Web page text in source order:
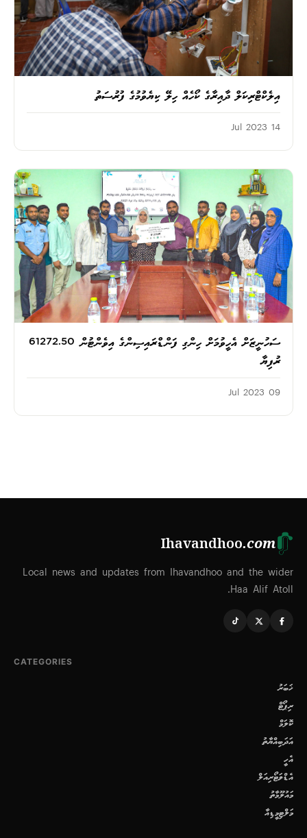
އިލެކްޓްރިކަލް ދާއިރާގެ ކޯހެއް ހިލޭ ކިޔެވުމުގެ ފުރުސަތު
14 Jul 2023
ސަހުނީޒަށް އެހީވުމަށް ހިންގި ފަންޑްރައިސިންގެ އިވެންޓުން 61272.50
ރުފިޔާ
09 Jul 2023
Ihavandhoo.com
Local news and updates from Ihavandhoo and the wider
Haa Alif Atoll.
CATEGORIES
ޚަބަރު
ރިޕޯޓް
ކޮލަމް
އަދަބިއްޔާތު
އެހީ
އެޑްވަޓޯރިއަލް
މައުލޫމާތު
މަލްޓިމީޑިއާ